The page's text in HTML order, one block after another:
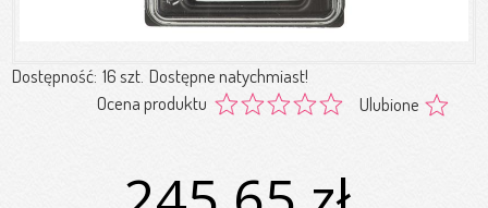
Dostępność: 16 szt. Dostępne natychmiast!
Ocena produktu
Ulubione